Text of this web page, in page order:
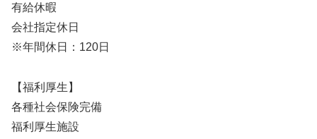
有給休暇
会社指定休日
※年間休日：120日
【福利厚生】
各種社会保険完備
福利厚生施設